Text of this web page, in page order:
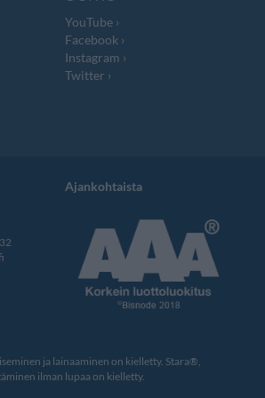
YouTube
Facebook
Instagram
Twitter
Ajankohtaista
ja lainaaminen on kielletty. Stara®,
ilman lupaa on kielletty.